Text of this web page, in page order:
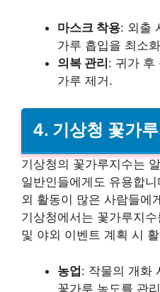
마스크 착용: 외출
가루 흡입을 최소
의복 관리 : 귀가 후
가루 제거.
4. 기상청 꽃가
기상청의 꽃가루지수는
일반인들에게도 유용합
외 활동이 많은 사람들에
기상청에서는 꽃가루지
및 야외 이벤트 계획 시
농업: 작물의 개화
꽃가루 농도를 관